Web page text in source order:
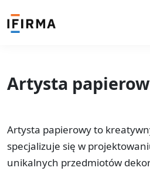
Artysta
Artysta papierowy to
specjalizuje się w
unikalnych przedmiotów